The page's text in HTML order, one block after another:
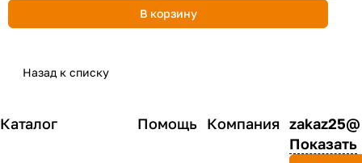
В корзину
Назад к списку
Каталог Помощь Компания zakaz25@
Показать